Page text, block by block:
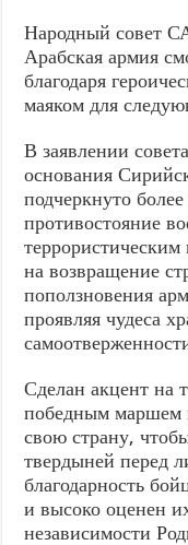
Народный совет
Арабская армия
благодаря
маяком для
В заявлении
основания
подчеркнуто
противостояние
на возвращение
поползновения
проявляя чудеса
Сделан акцент на
победным маршем
свою страну,
твердыней перед
благодарность
и высоко оценен
независимости